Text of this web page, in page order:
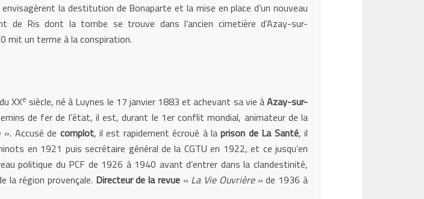
la destitution de Bonaparte et la mise en place d’un nouveau
de Ris dont la tombe se trouve dans l’ancien cimetière d’Azay-sur-
mit un terme à la conspiration.
XXe siècle, né à Luynes le 17 janvier 1883 et achevant sa vie àAzay-sur-
de fer de l’état, il est, durant le 1er conflit mondial, animateur de la
Accusé de complot, il est rapidement écroué à laprison de La Santé, il
en 1921 puis secrétaire général de la CGTU en 1922, et ce jusqu’en
politique du PCF de 1926 à 1940 avant d’entrer dans la clandestinité,
la région provençale. Directeur de la revue« La Vie Ouvrière» de 1936 à